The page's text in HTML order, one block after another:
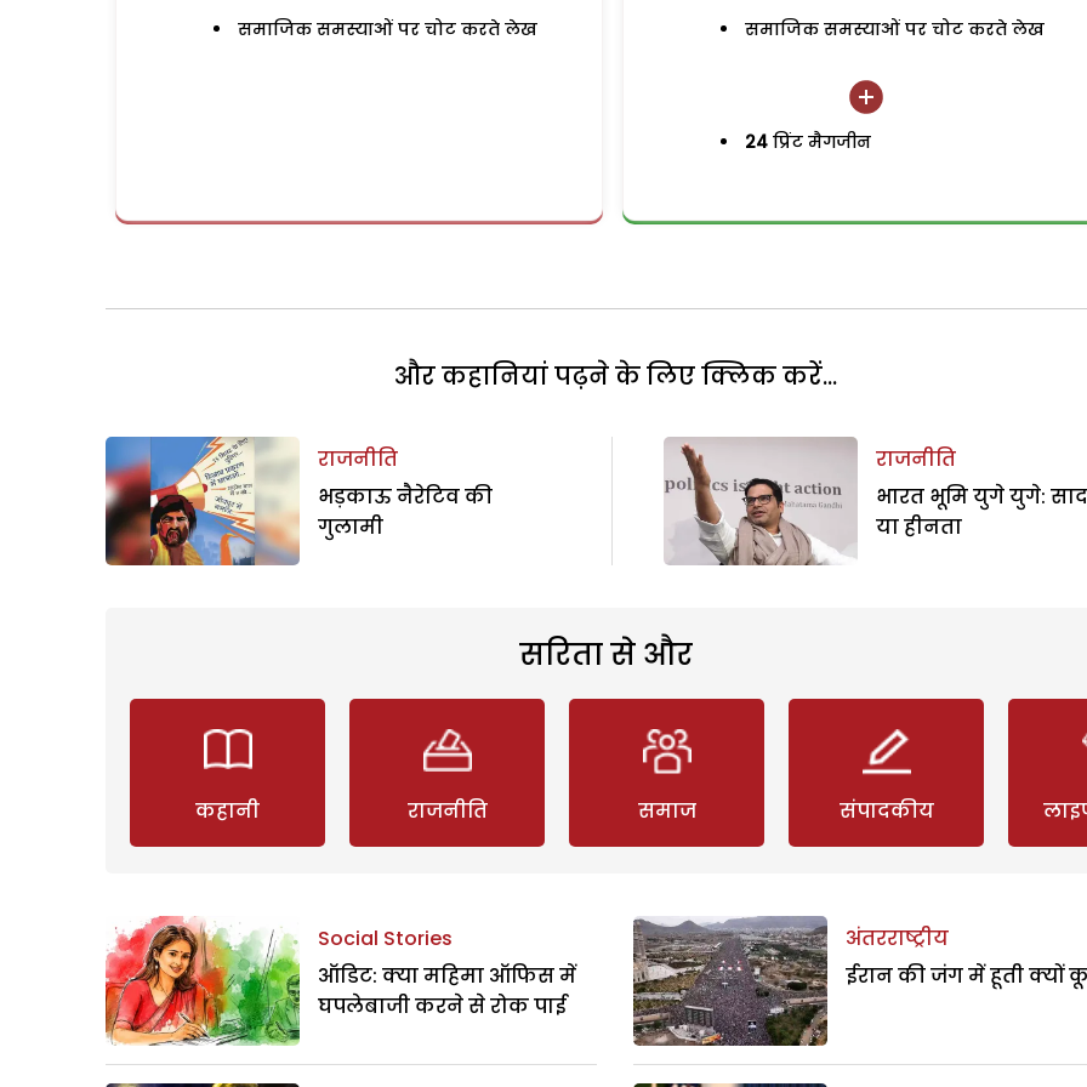
समाजिक समस्याओं पर चोट करते लेख समाजिक समस्याओं पर चोट करते लेख
24 प्रिंट मैगजीन
और कहानियां पढ़ने के लिए क्लिक करें...
राजनीति
भड़काऊ नैरेटिव की
गुलामी
राजनीति
भारत भूमि युगे युगे:
या हीनता
सरिता से और
कहानी राजनीति समाज संपादकीय
Social Stories
ऑडिट: क्या महिमा ऑफिस में
घपलेबाजी करने से रोक पाई
अंतरराष्ट्रीय
ईरान की जंग में हूती क्यों